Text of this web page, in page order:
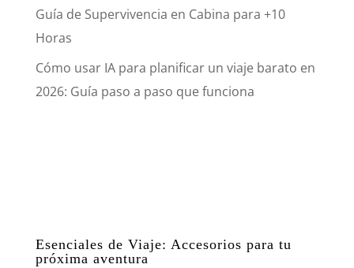
Guía de Supervivencia en Cabina para +10
Horas
Cómo usar IA para planificar un viaje barato en
2026: Guía paso a paso que funciona
Esenciales de Viaje: Accesorios para tu
próxima aventura